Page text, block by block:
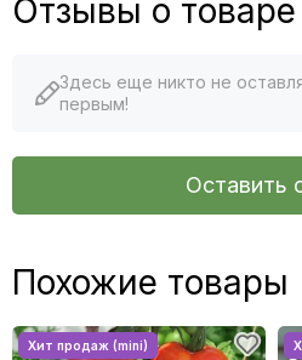
Отзывы о товаре
Здесь еще никто не
первым!
Оставить
Похожие товары